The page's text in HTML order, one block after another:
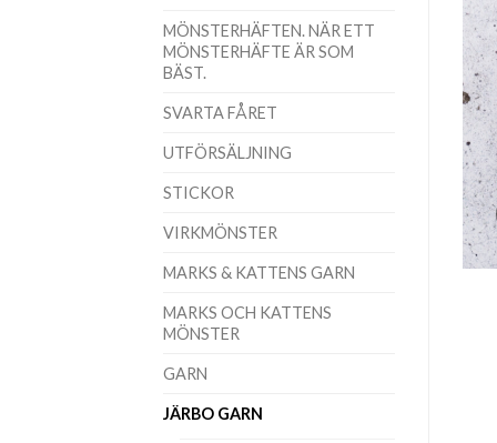
MÖNSTERHÄFTEN. NÄR ETT
MÖNSTERHÄFTE ÄR SOM
BÄST.
SVARTA FÅRET
UTFÖRSÄLJNING
STICKOR
VIRKMÖNSTER
MARKS & KATTENS GARN
MARKS OCH KATTENS
MÖNSTER
GARN
JÄRBO GARN